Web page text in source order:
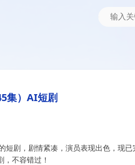
集）AI短剧
短剧，剧情紧凑，演员表现出色，现已
不容错过！